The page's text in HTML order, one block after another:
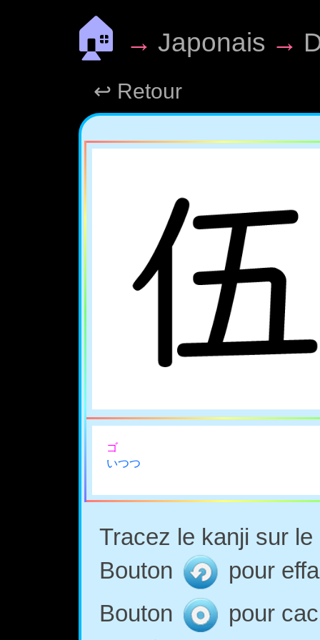
🏠 → Japonais →
↩ Retour
ゴ
いつつ
Tracez le kanji sur
Bouton
pour
Bouton
pour